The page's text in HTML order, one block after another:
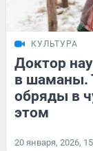
КУЛЬТУРА
Доктор
в шаманы.
обряды в
этом
20 января, 2026,